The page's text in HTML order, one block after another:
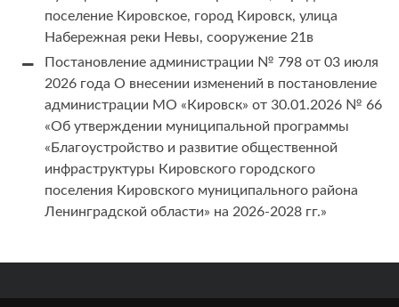
поселение Кировское, город Кировск, улица
Набережная реки Невы, сооружение 21в
Постановление администрации № 798 от 03 июля
2026 года О внесении изменений в постановление
администрации МО «Кировск» от 30.01.2026 № 66
«Об утверждении муниципальной программы
«Благоустройство и развитие общественной
инфраструктуры Кировского городского
поселения Кировского муниципального района
Ленинградской области» на 2026-2028 гг.»